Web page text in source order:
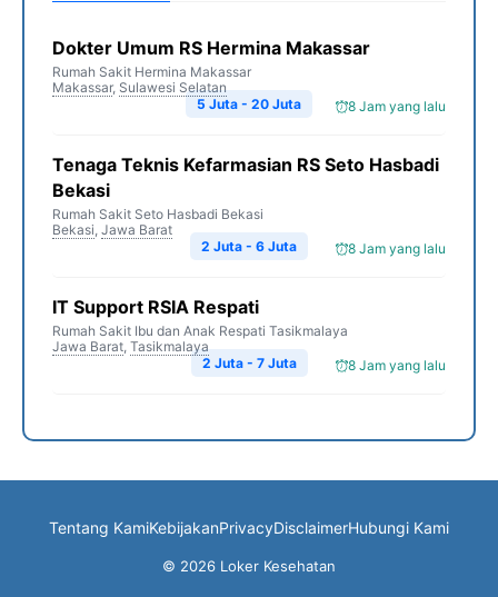
Dokter Umum RS Hermina Makassar
Rumah Sakit Hermina Makassar
Makassar, Sulawesi Selatan
8 Jam yang lalu
5 Juta - 20 Juta
Tenaga Teknis Kefarmasian RS Seto Hasbadi
Bekasi
Rumah Sakit Seto Hasbadi Bekasi
Bekasi, Jawa Barat
8 Jam yang lalu
2 Juta - 6 Juta
IT Support RSIA Respati
Rumah Sakit Ibu dan Anak Respati Tasikmalaya
Jawa Barat, Tasikmalaya
8 Jam yang lalu
2 Juta - 7 Juta
Tentang KamiKebijakanPrivacyDisclaimerHubungi Kami
© 2026 Loker Kesehatan